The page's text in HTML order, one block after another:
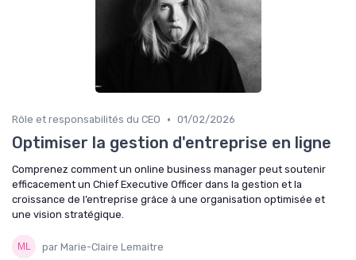
Rôle et responsabilités du CEO • 01/02/2026
Optimiser la gestion d'entreprise en ligne
Comprenez comment un online business manager peut soutenir
efficacement un Chief Executive Officer dans la gestion et la
croissance de l’entreprise grâce à une organisation optimisée et
une vision stratégique.
par Marie-Claire Lemaitre